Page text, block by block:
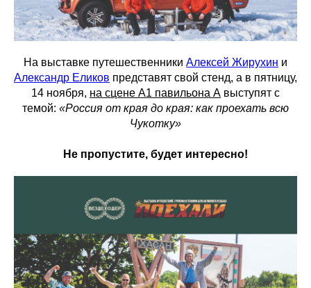
На выставке путешественники Алексей Жирухин и
Александр Еликов представят свой стенд, а в пятницу,
14 ноября, на сцене А1 павильона А выступят с
темой: «Россия от края до края: как проехать всю
Чукотку»
Не пропустите, будет интересно!